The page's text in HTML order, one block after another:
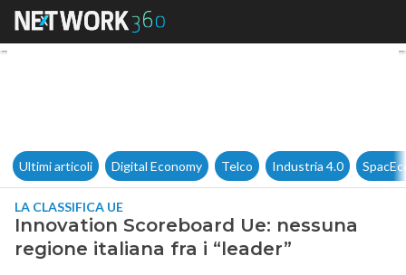
Innovation Scoreboard Ue:
Ultimi articoli Digital Economy Telco Industria 4.0
LA CLASSIFICA UE
Innovation Scoreboard Ue: nessuna
regione italiana fra i “leader”